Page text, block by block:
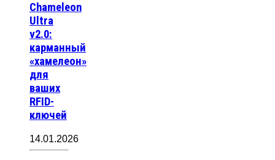
Chameleon
Ultra
v2.0:
карманный
«хамелеон»
для
ваших
RFID-
ключей
14.01.2026